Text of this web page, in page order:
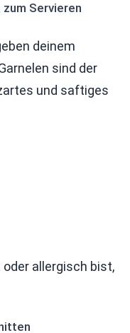
Servieren
deinem
sind der
und saftiges
oder allergisch bist,